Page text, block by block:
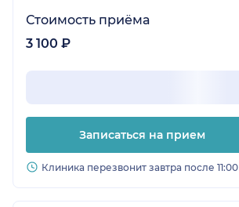
Стоимость приёма
3 100 ₽
Записаться на прием
Клиника перезвонит завтра после 11:00